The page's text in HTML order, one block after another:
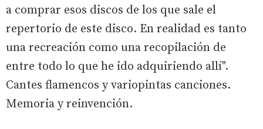
a comprar esos discos de los que sale el
repertorio de este disco. En realidad es tanto
una recreación como una recopilación de
entre todo lo que he ido adquiriendo allí".
Cantes flamencos y variopintas canciones.
Memoria y reinvención.